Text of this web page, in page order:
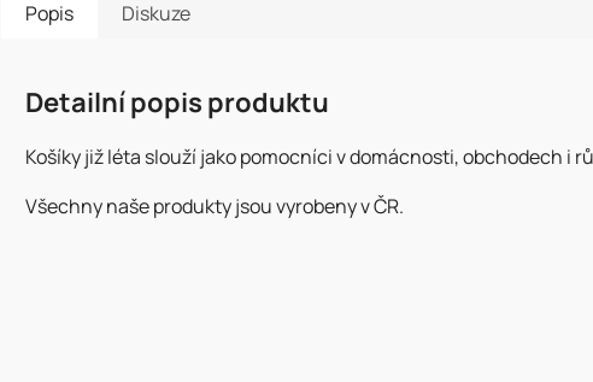
Popis Diskuze
Detailní popis produktu
Košíky již léta slouží jako pomocníci v domácnosti, obchodech i
Všechny naše produkty jsou vyrobeny v ČR.